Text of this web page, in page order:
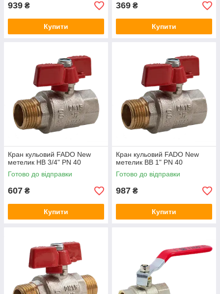
939 ₴
Купити
369 ₴
Купити
Кран кульовий FADO New
метелик НВ 3/4" PN 40
Готово до відправки
607 ₴
Купити
Кран кульовий FADO New
метелик ВВ 1" PN 40
Готово до відправки
987 ₴
Купити